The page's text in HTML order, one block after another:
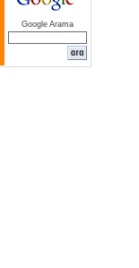
Google Arama